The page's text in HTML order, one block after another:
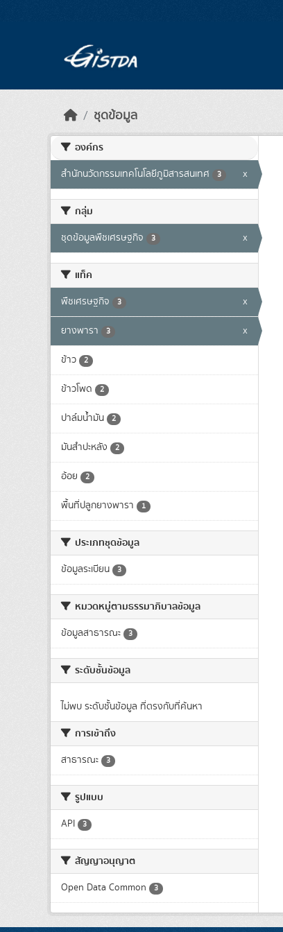
ชุดข้อมูล
องค์กร
สำนักนวัตกรรมเทคโนโลยีภูมิสารสนเทศ 3 x
กลุ่ม
ชุดข้อมูลพืชเศรษฐกิจ 3 x
แท็ค
พืชเศรษฐกิจ 3 x
ยางพารา 3 x
ข้าว 2
ข้าวโพด 2
ปาล์มน้ำมัน 2
มันสำปะหลัง 2
อ้อย 2
พื้นที่ปลูกยางพารา 1
ประเภทชุดข้อมูล
ข้อมูลระเบียน 3
หมวดหมู่ตามธรรมาภิบาลข้อมูล
ข้อมูลสาธารณะ 3
ระดับชั้นข้อมูล
ไม่พบ ระดับชั้นข้อมูล ที่ตรงกับที่ค้นหา
การเข้าถึง
สาธารณะ 3
รูปแบบ
API 3
สัญญาอนุญาต
Open Data Common 3